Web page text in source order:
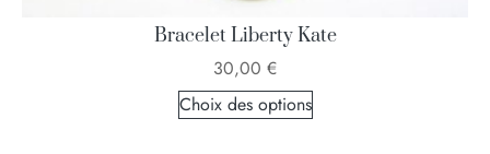
Bracelet Liberty Kate
30,00 €
Choix des options